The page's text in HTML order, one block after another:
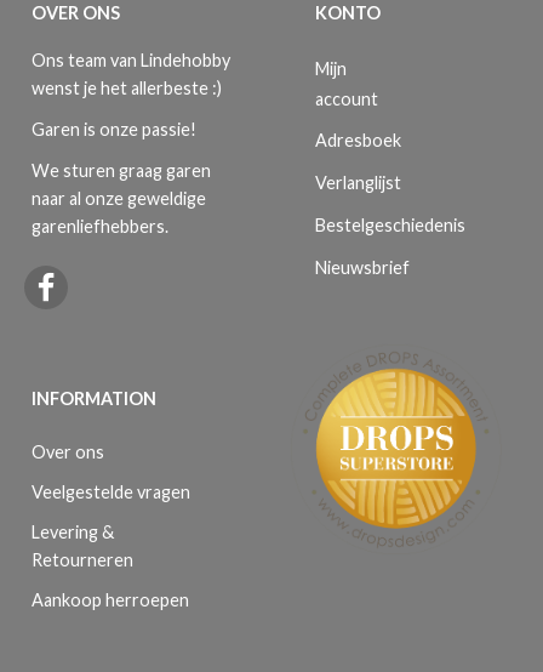
OVER ONS
Ons team van Lindehobby
wenst je het allerbeste :)
Garen is onze passie!
We sturen graag garen
naar al onze geweldige
garenliefhebbers.
INFORMATION
Over ons
Veelgestelde vragen
Levering &
Retourneren
Aankoop herroepen
KONTO
Mijn
account
Adresboek
Verlanglijst
Bestelgeschiedenis
Nieuwsbrief